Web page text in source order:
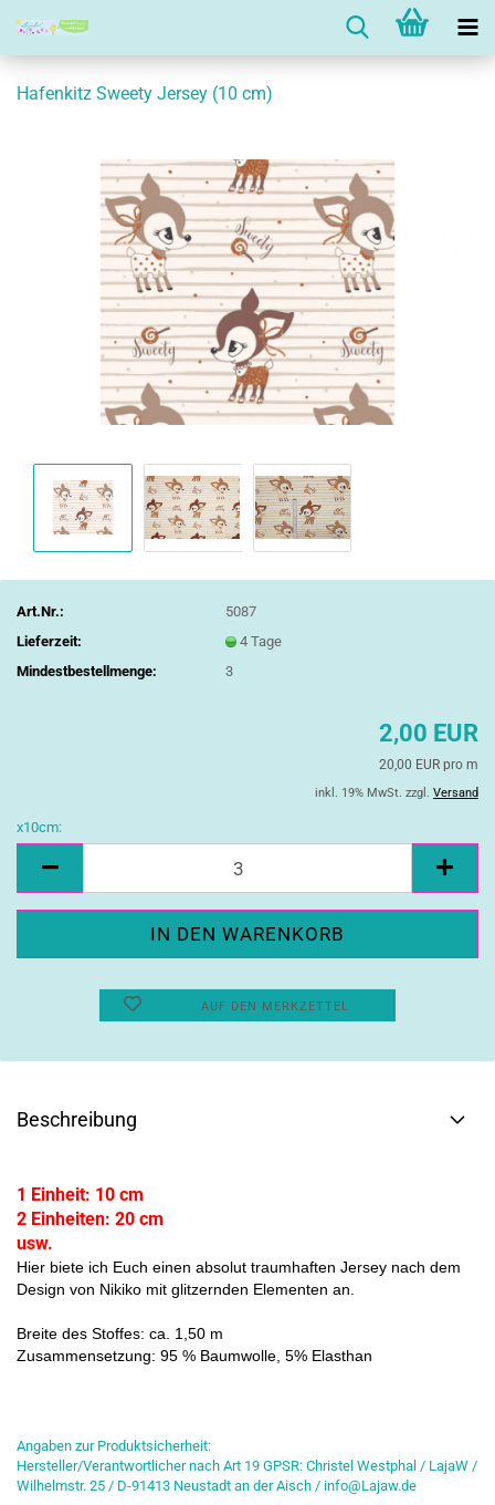
Hafenkitz Sweety Jersey (10 cm)
Art.Nr.:
5087
Lieferzeit:
4 Tage
Mindestbestellmenge:
3
2,00 EUR
20,00 EUR pro m
inkl. 19% MwSt. zzgl. Versand
x10cm:
AUF DEN MERKZETTEL
Beschreibung
1 Einheit: 10 cm
2 Einheiten: 20 cm
usw.
Hier biete ich Euch einen absolut traumhaften Jersey nach dem
Design von Nikiko mit glitzernden Elementen an.
Breite des Stoffes: ca. 1,50 m
Zusammensetzung: 95 % Baumwolle, 5% Elasthan
Angaben zur Produktsicherheit:
Hersteller/Verantwortlicher nach Art 19 GPSR: Christel Westphal / LajaW /
Wilhelmstr. 25 / D-91413 Neustadt an der Aisch / info@Lajaw.de